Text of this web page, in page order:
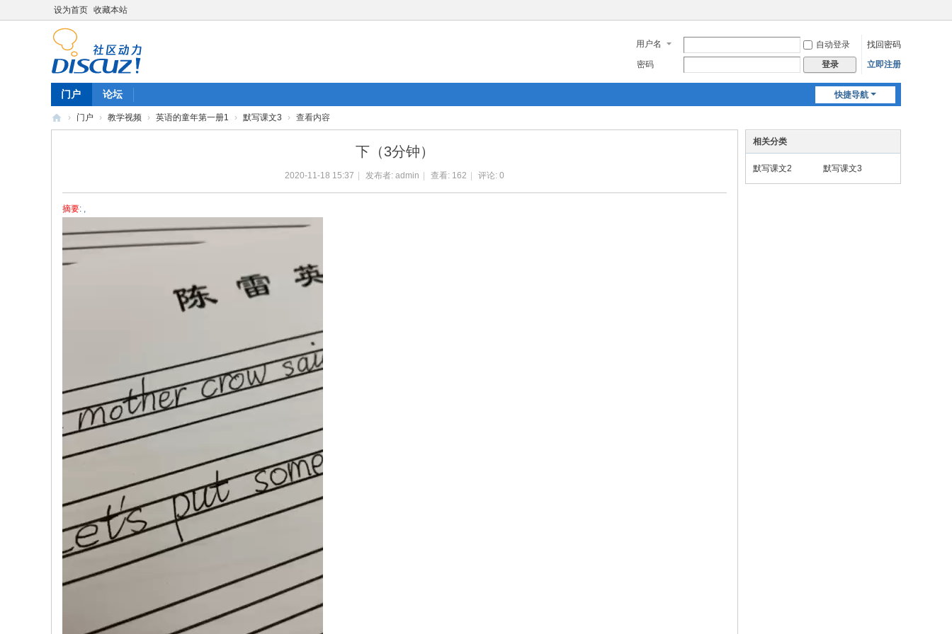
设为首页 收藏本站
用户名 自动登录
找回密码
密码
登录 立即注册
快捷导航
门户 论坛
› 门户 › 教学视频 › 英语的童年第一册1 › 默写课文3 › 查看内容
下（3分钟）
2020-11-18 15:37 发布者: admin 查看: 162 评论: 0
摘要: ,
相关分类
默写课文2 默写课文3